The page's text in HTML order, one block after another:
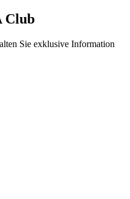
Club
Sie exklusive Information